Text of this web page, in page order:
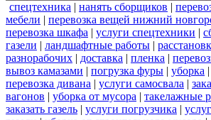
спецтехника | нанять сборщиков |
мебели | перевозка вещей нижний
перевозка шкафа | услуги спецтехники |
газели | ландшафтные работы |
разнорабочих | доставка | пленка |
вывоз камазами | погрузка фуры | уборка |
перевозка дивана | услуги самосвала |
вагонов | уборка от мусора | такелажные
заказать газель | услуги погрузчика |